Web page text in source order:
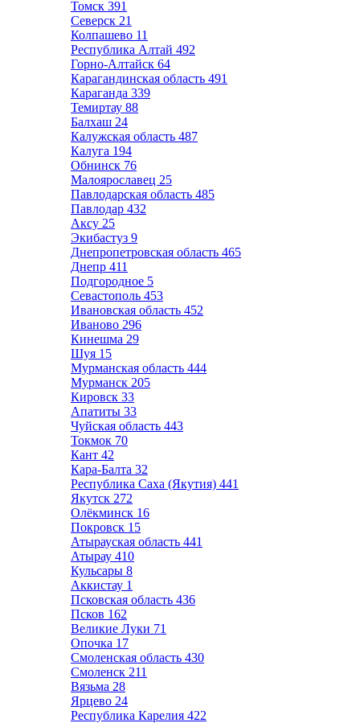
Томск 391
Северск 21
Колпашево 11
Республика Алтай 492
Горно-Алтайск 64
Карагандинская область 491
Караганда 339
Темиртау 88
Балхаш 24
Калужская область 487
Калуга 194
Обнинск 76
Малоярославец 25
Павлодарская область 485
Павлодар 432
Аксу 25
Экибастуз 9
Днепропетровская область 465
Днепр 411
Подгородное 5
Севастополь 453
Ивановская область 452
Иваново 296
Кинешма 29
Шуя 15
Мурманская область 444
Мурманск 205
Кировск 33
Апатиты 33
Чуйская область 443
Токмок 70
Кант 42
Кара-Балта 32
Республика Саха (Якутия) 441
Якутск 272
Олёкминск 16
Покровск 15
Атырауская область 441
Атырау 410
Кульсары 8
Аккистау 1
Псковская область 436
Псков 162
Великие Луки 71
Опочка 17
Смоленская область 430
Смоленск 211
Вязьма 28
Ярцево 24
Республика Карелия 422